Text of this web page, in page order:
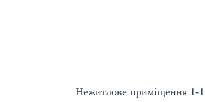
Нежитлове приміщення 1-1